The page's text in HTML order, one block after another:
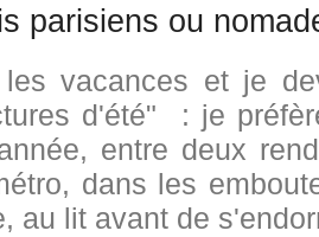
parisiens ou
vacances et je
d'été" : je
entre deux
dans les
au lit avant de